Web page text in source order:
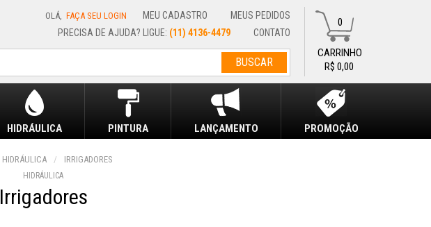
OLÁ, FAÇA SEU LOGIN
R$ 0,00
0
(11) 4136-4479 CONTATO
MEU CADASTRO MEUS PEDIDOS
HIDRÁULICA PINTURA LANÇAMENTO PROMOÇÃO
HIDRÁULICA IRRIGADORES
HIDRÁULICA
Irrigadores